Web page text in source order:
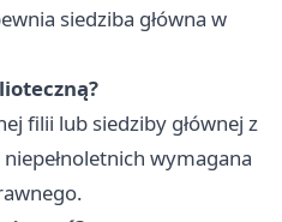
siedziba główna w
filii lub siedziby głównej z
wymagana